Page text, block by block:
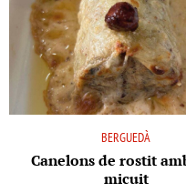
BERGUEDÀ
Canelons de rostit
micuit